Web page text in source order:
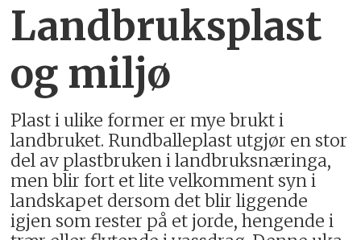
Landbruksplast
og miljø
Plast i ulike former er mye brukt i
landbruket. Rundballeplast utgjør en stor
del av plastbruken i landbruksnæringa,
men blir fort et lite velkomment syn i
landskapet dersom det blir liggende
igjen som rester på et jorde, hengende i